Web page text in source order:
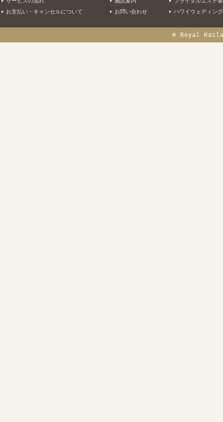
お支払い・キャンセルについて
お問い合わせ
ハワイウェディン
© Royal